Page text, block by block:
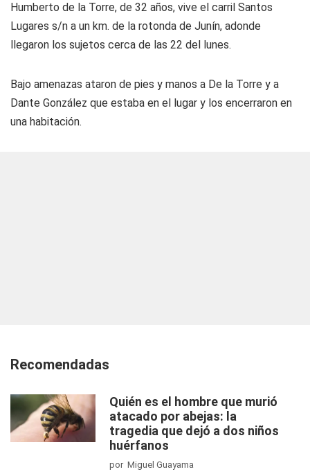
Humberto de la Torre, de 32 años, vive el carril Santos
Lugares s/n a un km. de la rotonda de Junín, adonde
llegaron los sujetos cerca de las 22 del lunes.
Bajo amenazas ataron de pies y manos a De la Torre y a
Dante González que estaba en el lugar y los encerraron en
una habitación.
Recomendadas
Quién es el hombre que murió
atacado por abejas: la
tragedia que dejó a dos niños
huérfanos
por Miguel Guayama